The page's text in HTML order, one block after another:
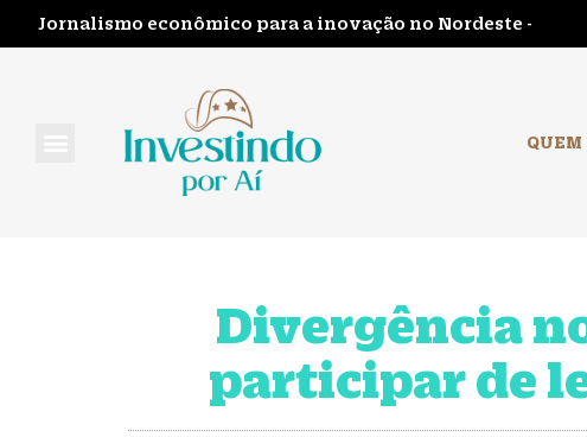
Jornalismo econômico para a inovação no Nordeste -
QUEM
Divergência
participar de